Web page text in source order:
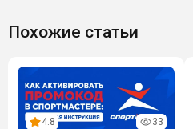
Похожие статьи
33
4.8